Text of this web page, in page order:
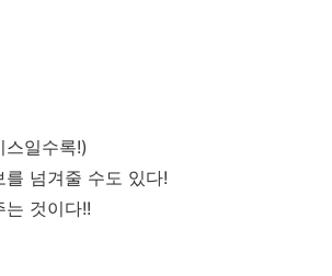
일수록!)
넘겨줄 수도 있다!
것이다!!